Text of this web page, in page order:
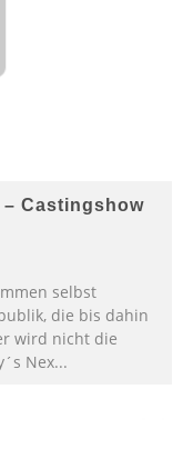
Castingshow
selbst
die bis dahin
wird nicht die
Nex...